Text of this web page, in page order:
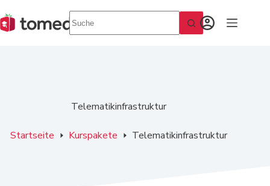
Inhalt
springen
Telematikinfrastruktur
Startseite Kurspakete Telematikinfrastruktur